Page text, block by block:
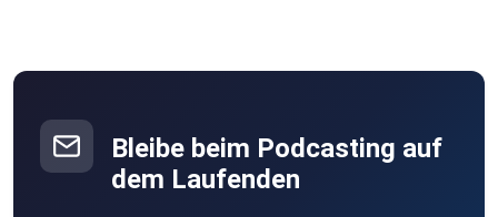
Bleibe beim Podcasting auf
dem Laufenden